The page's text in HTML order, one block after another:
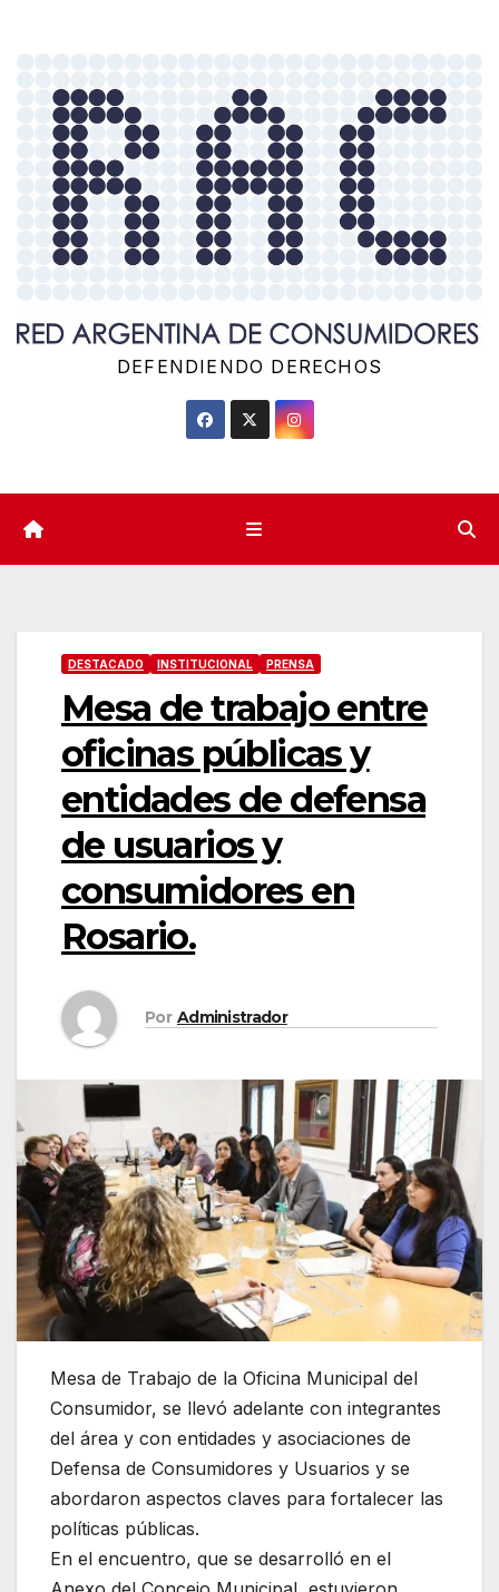
contenido
DEFENDIENDO DERECHOS
DESTACADO INSTITUCIONAL PRENSA
Mesa de trabajo entre
oficinas públicas y
entidades de defensa
de usuarios y
consumidores en
Rosario.
Por Administrador
Mesa de Trabajo de la Oficina Municipal del
Consumidor, se llevó adelante con integrantes
del área y con entidades y asociaciones de
Defensa de Consumidores y Usuarios y se
abordaron aspectos claves para fortalecer las
políticas públicas.
En el encuentro, que se desarrolló en el